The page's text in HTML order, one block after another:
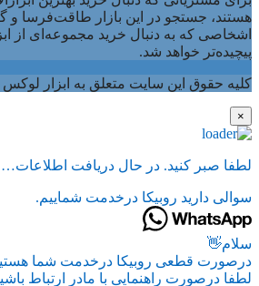
هستند، جستجو در این بازار طاقت‌فرسا و
اشخاصی که به دنبال خرید مجموعه‌ای از
پیچیده‌تر خواهد شد.
کلیه حقوق این سایت متعلق به ابزار
×
لطفا صبر کنید. در حال دریافت اطلاعات…
سوالی دارید روبیکا درخدمت شماییم.
سلام👋
درصورت قطعی روبیکا درخدمت شما
لطفا درصورت راهنمایی با مادر ارتباط